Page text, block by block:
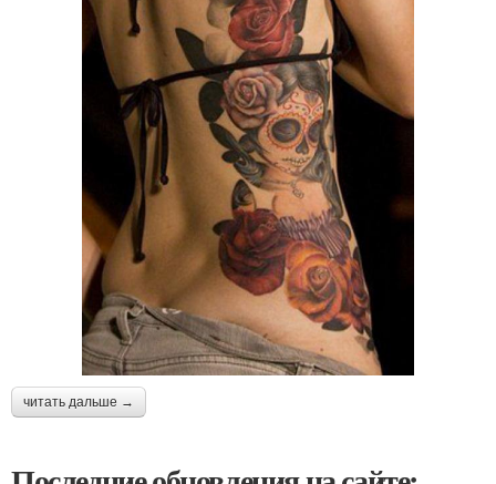
читать дальше →